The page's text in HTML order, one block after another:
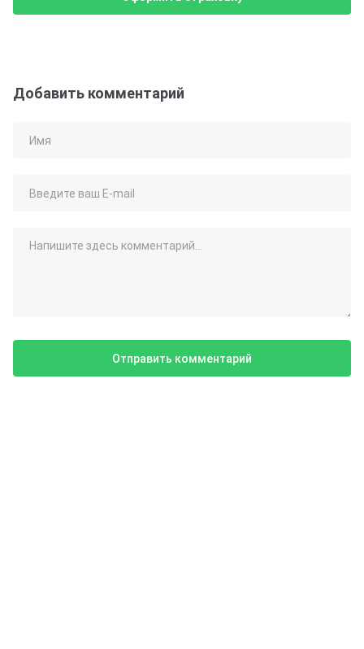
Добавить комментарий